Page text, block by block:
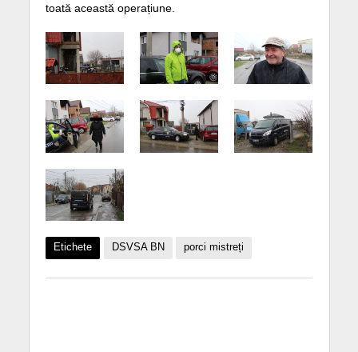
toată această operațiune.
Etichete DSVSA BN porci mistreți